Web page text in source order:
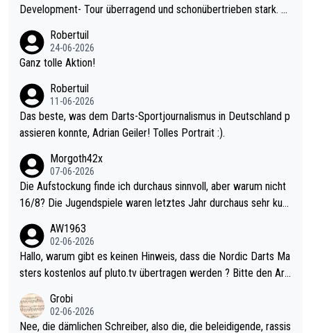
Development- Tour überragend und schonübertrieben stark. U
mal 40+ erst recht. Da gewinnst keinen Blumentopf - ist ja noc
h krasser wie ein Pokalspiel eines Kreisligisten vs einem Bund
Robertuil
24-06-2026
Ganz tolle Aktion!
Robertuil
11-06-2026
Das beste, was dem Darts-Sportjournalismus in Deutschland p
assieren konnte, Adrian Geiler! Tolles Portrait :).
Morgoth42x
07-06-2026
Die Aufstockung finde ich durchaus sinnvoll, aber warum nicht
16/8? Die Jugendspiele waren letztes Jahr durchaus sehr kurz
Allerdings ist Mitchell Lawrie als Nummer 1 der Welt eh qualifi
ziert. Somit ändert die automatische Qualifikation des Weltmei
sters erstmal nichts. Ich denke sie wollen damit für nächstes J
ohl wenig WDF Turniere spielen. Dies war bei Archie Self letzt
es Jahr der Fall. Er musste als amtierender Weltmeister durch
AW1963
02-06-2026
Hallo, warum gibt es keinen Hinweis, dass die Nordic Darts Ma
sters kostenlos auf pluto.tv übertragen werden ? Bitte den Arti
Grobi
02-06-2026
Nee, die dämlichen Schreiber, also die, die beleidigende, rassis